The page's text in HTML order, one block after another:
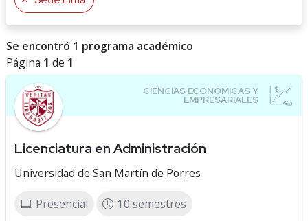
Se encontró 1 programa académico
Página 1 de 1
Licenciatura en Administración
Universidad de San Martín de Porres
Presencial 10 semestres